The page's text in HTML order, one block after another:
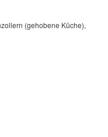
(gehobene Küche),